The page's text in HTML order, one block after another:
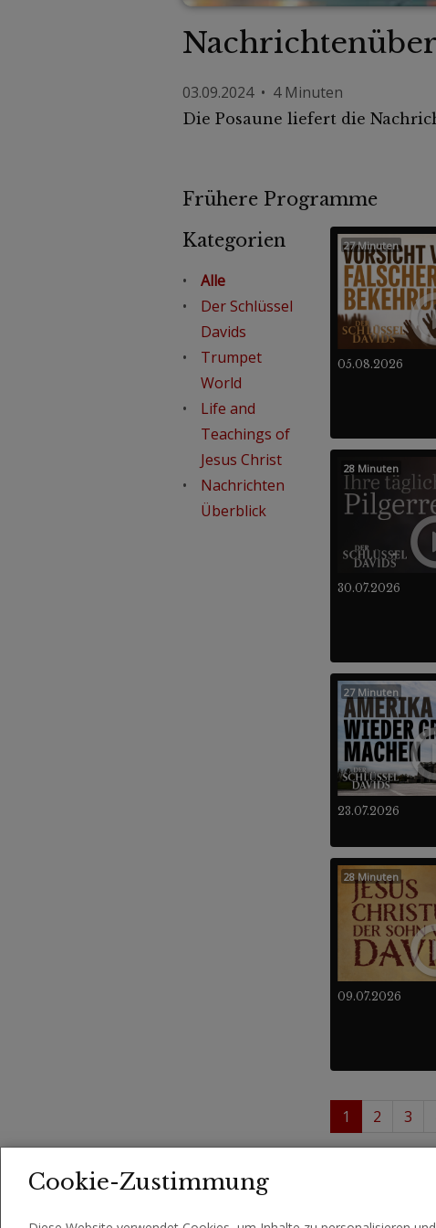
03.09.2024 • 4 Minuten
Die Posaune liefert die
Frühere Programme
Kategorien
Alle
Der Schlüssel
Davids
Trumpet
World
Life and
Teachings of
Jesus Christ
Nachrichten
Überblick
05.08.2026
27 Minuten
30.07.2026
28 Minuten
23.07.2026
27 Minuten
09.07.2026
28 Minuten
1 2 3
Cookie-Zustimmung